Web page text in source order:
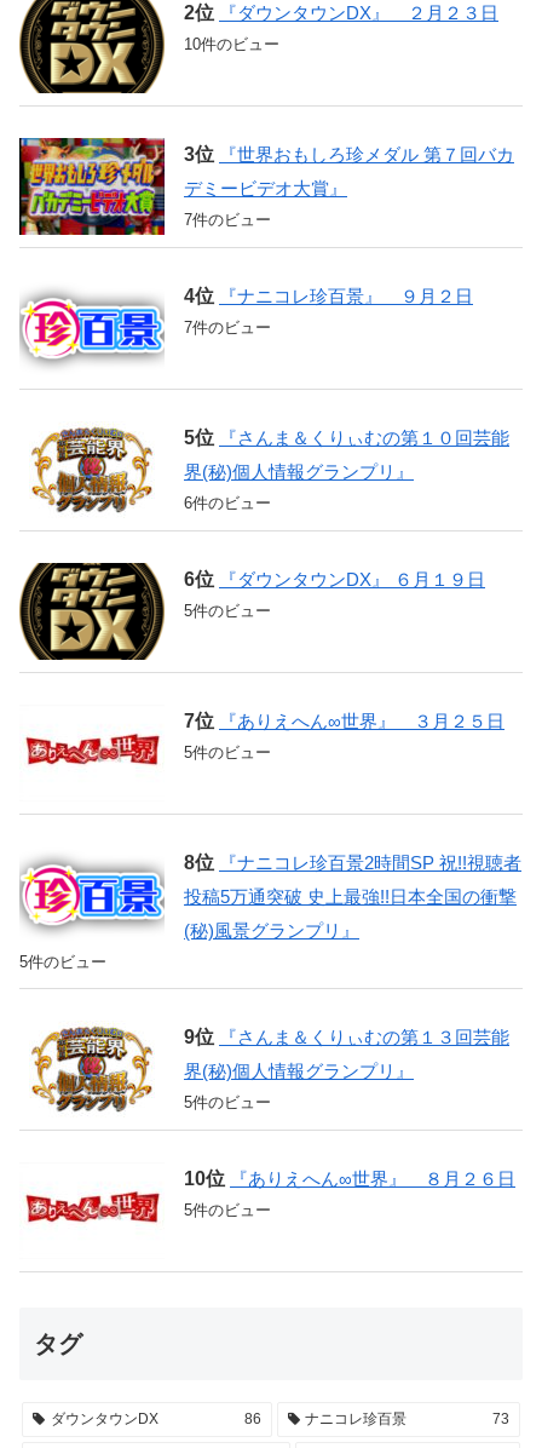
『ダウンタウンDX』 ２月２３日
10件のビュー
『世界おもしろ珍メダル 第７回バカ
デミービデオ大賞』
7件のビュー
『ナニコレ珍百景』 ９月２日
7件のビュー
『さんま＆くりぃむの第１０回芸能
界(秘)個人情報グランプリ』
6件のビュー
『ダウンタウンDX』 ６月１９日
5件のビュー
『ありえへん∞世界』 ３月２５日
5件のビュー
『ナニコレ珍百景2時間SP 祝!!視聴者
投稿5万通突破 史上最強!!日本全国の衝撃
(秘)風景グランプリ』
5件のビュー
『さんま＆くりぃむの第１３回芸能
界(秘)個人情報グランプリ』
5件のビュー
『ありえへん∞世界』 ８月２６日
5件のビュー
タグ
ダウンタウンDX 86 ナニコレ珍百景 73